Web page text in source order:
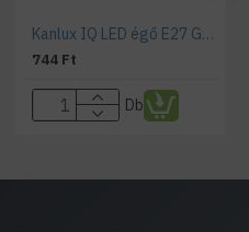
Kanlux IQ LED égő E27 G45 kisgömb 5,5W természetes fehér
744 Ft
Db